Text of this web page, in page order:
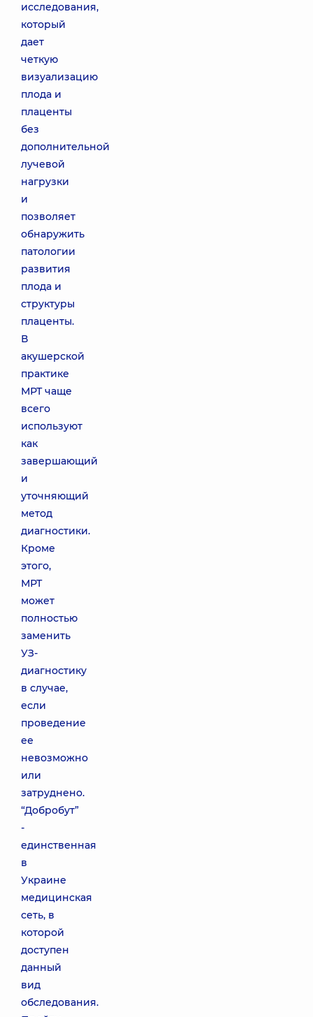
исследования,
который
дает
четкую
визуализацию
плода и
плаценты
без
дополнительной
лучевой
нагрузки
и
позволяет
обнаружить
патологии
развития
плода и
структуры
плаценты.
В
акушерской
практике
МРТ чаще
всего
используют
как
завершающий
и
уточняющий
метод
диагностики.
Кроме
этого,
МРТ
может
полностью
заменить
УЗ-
диагностику
в случае,
если
проведение
ее
невозможно
или
затруднено.
“Добробут”
-
единственная
в
Украине
медицинская
сеть, в
которой
доступен
данный
вид
обследования.